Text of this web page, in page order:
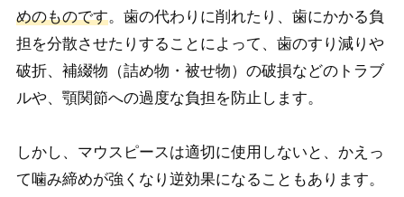
めのものです。歯の代わりに削れたり、歯にかかる負
担を分散させたりすることによって、歯のすり減りや
破折、補綴物（詰め物・被せ物）の破損などのトラブ
ルや、顎関節への過度な負担を防止します。
しかし、マウスピースは適切に使用しないと、かえっ
て噛み締めが強くなり逆効果になることもあります。